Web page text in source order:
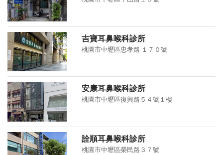
吉寶耳鼻喉科診所
桃園市中壢區忠孝路 １７０號
安康耳鼻喉科診所
桃園市中壢區復興路５４號１樓
詮順耳鼻喉科診所
桃園市中壢區榮民路３７號